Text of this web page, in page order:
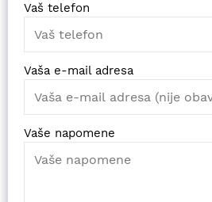
Vaš telefon
Vaša e-mail adresa
Vaše napomene